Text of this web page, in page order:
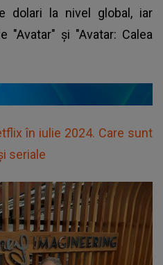
dolari la nivel global, iar
şi "Avatar: Calea
în iulie 2024. Care sunt
seriale